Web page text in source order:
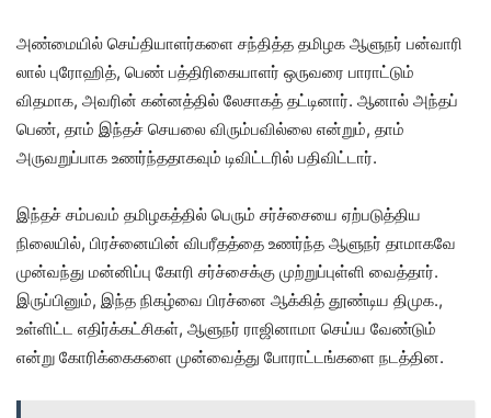
அண்மையில் செய்தியாளர்களை சந்தித்த தமிழக ஆளுநர் பன்வாரி
லால் புரோஹித், பெண் பத்திரிகையாளர் ஒருவரை பாராட்டும்
விதமாக, அவரின் கன்னத்தில் லேசாகத் தட்டினார். ஆனால் அந்தப்
பெண், தாம் இந்தச் செயலை விரும்பவில்லை என்றும், தாம்
அருவறுப்பாக உணர்ந்ததாகவும் டிவிட்டரில் பதிவிட்டார்.
இந்தச் சம்பவம் தமிழகத்தில் பெரும் சர்ச்சையை ஏற்படுத்திய
நிலையில், பிரச்னையின் விபரீதத்தை உணர்ந்த ஆளுநர் தாமாகவே
முன்வந்து மன்னிப்பு கோரி சர்ச்சைக்கு முற்றுப்புள்ளி வைத்தார்.
இருப்பினும், இந்த நிகழ்வை பிரச்னை ஆக்கித் தூண்டிய திமுக.,
உள்ளிட்ட எதிர்க்கட்சிகள், ஆளுநர் ராஜினாமா செய்ய வேண்டும்
என்று கோரிக்கைகளை முன்வைத்து போராட்டங்களை நடத்தின.